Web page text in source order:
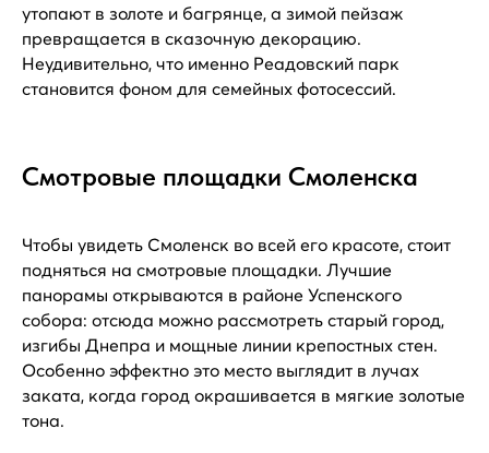
утопают в золоте и багрянце, а зимой пейзаж
превращается в сказочную декорацию.
Неудивительно, что именно Реадовский парк
становится фоном для семейных фотосессий.
Смотровые площадки Смоленска
Чтобы увидеть Смоленск во всей его красоте, стоит
подняться на смотровые площадки. Лучшие
панорамы открываются в районе Успенского
собора: отсюда можно рассмотреть старый город,
изгибы Днепра и мощные линии крепостных стен.
Особенно эффектно это место выглядит в лучах
заката, когда город окрашивается в мягкие золотые
тона.